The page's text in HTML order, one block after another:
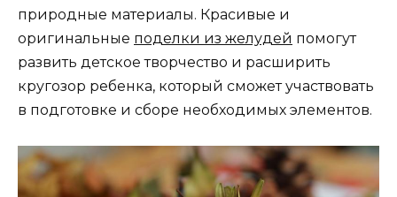
природные материалы. Красивые и
оригинальные поделки из желудей помогут
развить детское творчество и расширить
кругозор ребенка, который сможет участвовать
в подготовке и сборе необходимых элементов.